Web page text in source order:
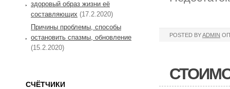
POSTED BYADMIN
здоровый образ жизни её
составляющих (17.2.2020)
Причины проблемы, способы
остановить спазмы, обновление
(15.2.2020)
СЧЁТЧИКИ